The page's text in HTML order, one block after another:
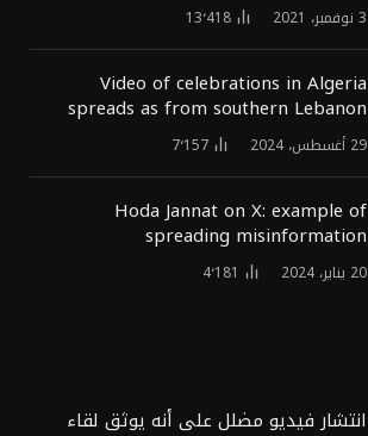
3 نوفمبر، 2021 13٬418
Video of celebrations in Algeria
spreads as from southern Lebanon
29 أغسطس، 2024 7٬157
Hoda Jannat on X: example of
spreading misinformation
20 يناير، 2024 4٬181
انتشار فيديو مضلل على أنه يوثق لقاء